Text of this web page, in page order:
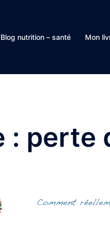
Blog nutrition – santé Mon
: perte